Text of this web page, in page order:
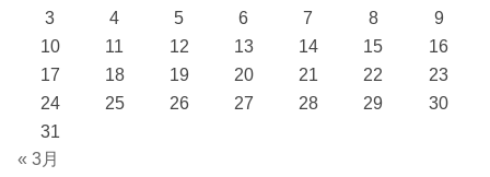
3
4 5 6 7 8
9
10
11 12 13 14 15
16
17
18 19 20 21 22
23
24
25 26 27 28 29
30
31
« 3月